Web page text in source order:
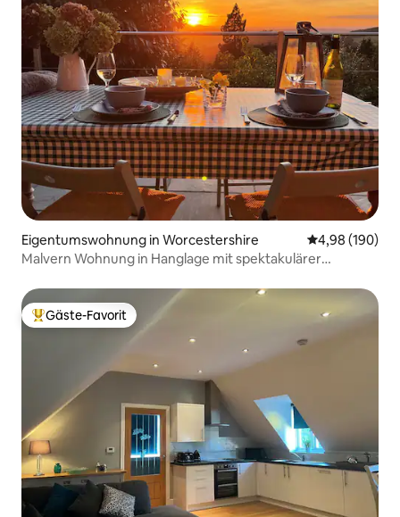
Eigentumswohnung in Worcestershire
4,98 (190)
Malvern Wohnung in Hanglage mit spektakulärer
Beliebter Gäste-Favorit.
Gäste-Favorit